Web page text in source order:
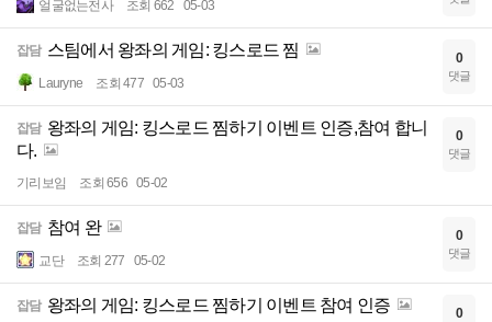
얼굴없는전사 조회 662 05-03
잡담 스팀에서 왕좌의 게임: 킹스로드 찜
Lauryne 조회 477 05-03
0
댓글
잡담 왕좌의 게임: 킹스로드 찜하기 이벤트 인증,참여 합니
다.
기리보임 조회 656 05-02
0
댓글
잡담 참여 완
교단 조회 277 05-02
0
댓글
잡담 왕좌의 게임: 킹스로드 찜하기 이벤트 참여 인증 0